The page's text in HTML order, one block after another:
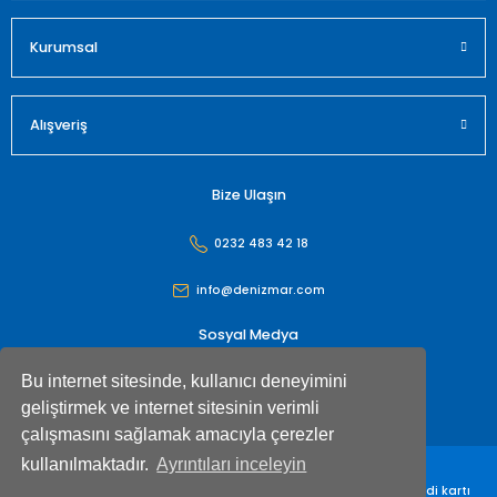
Bu internet sitesinde, kullanıcı deneyimini
geliştirmek ve internet sitesinin verimli
çalışmasını sağlamak amacıyla çerezler
kullanılmaktadır. Ayrıntıları inceleyin
Kurumsal
Alışveriş
Bize Ulaşın
0232 483 42 18
info@denizmar.com
Sosyal Medya
Denizmar İç Dış Ticaret Anonim Şirketi© Tüm hakları saklıdır. Kredi kartı